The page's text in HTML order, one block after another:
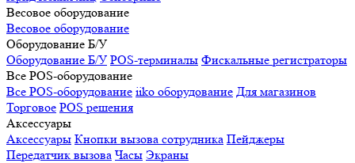
Весовое оборудование
Весовое оборудование
Оборудование Б/У
Оборудование Б/У POS-терминалы Фискальные регистраторы
Все POS-оборудование
Все POS-оборудование iiko оборудование Для магазинов
Торговое POS решения
Аксессуары
Аксессуары Кнопки вызова сотрудника Пейджеры
Передатчик вызова Часы Экраны